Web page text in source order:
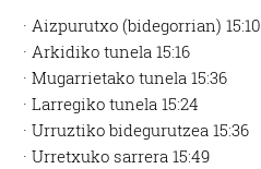
· Aizpurutxo (bidegorrian) 15:10
· Arkidiko tunela 15:16
· Mugarrietako tunela 15:36
· Larregiko tunela 15:24
· Urruztiko bidegurutzea 15:36
· Urretxuko sarrera 15:49